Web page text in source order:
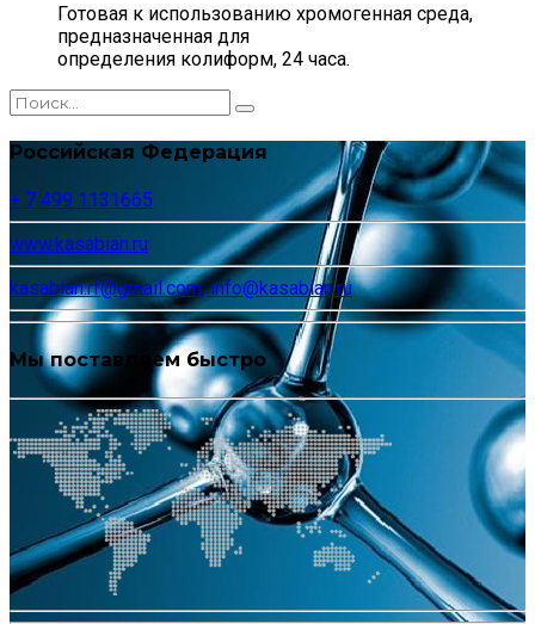
Готовая к использованию хромогенная среда,
предназначенная для
определения колиформ, 24 часа.
Российская Федерация
+ 7 499 1131665
www.kasabian.ru
kasabian.rf@gmail.com, info@kasabian.ru
Мы поставляем быстро